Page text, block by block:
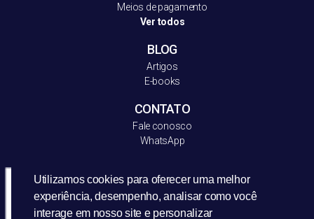
Utilizamos cookies para oferecer uma melhor
experiência, desempenho, analisar como você
interage em nosso site e personalizar
Meios de pagamento
Ver todos
BLOG
Artigos
E-books
CONTATO
Fale conosco
WhatsApp